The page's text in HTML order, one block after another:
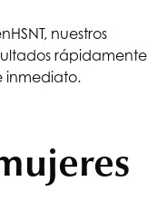
HSNT, nuestros
rápidamente
inmediato.